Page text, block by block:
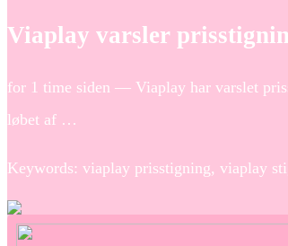
Viaplay varsler
for 1 time siden — Viaplay har varslet
løbet af …
Keywords: viaplay prisstigning, viaplay